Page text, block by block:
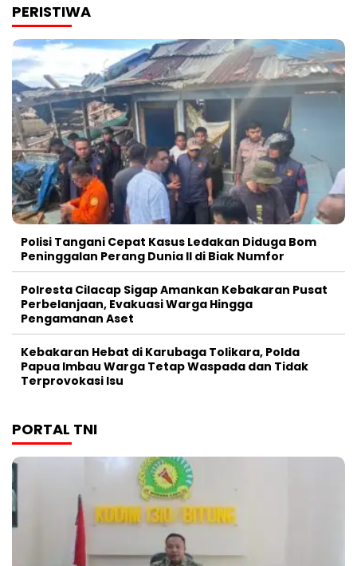
PERISTIWA
Polisi Tangani Cepat Kasus Ledakan Diduga Bom
Peninggalan Perang Dunia II di Biak Numfor
Polresta Cilacap Sigap Amankan Kebakaran Pusat
Perbelanjaan, Evakuasi Warga Hingga
Pengamanan Aset
Kebakaran Hebat di Karubaga Tolikara, Polda
Papua Imbau Warga Tetap Waspada dan Tidak
Terprovokasi Isu
PORTAL TNI